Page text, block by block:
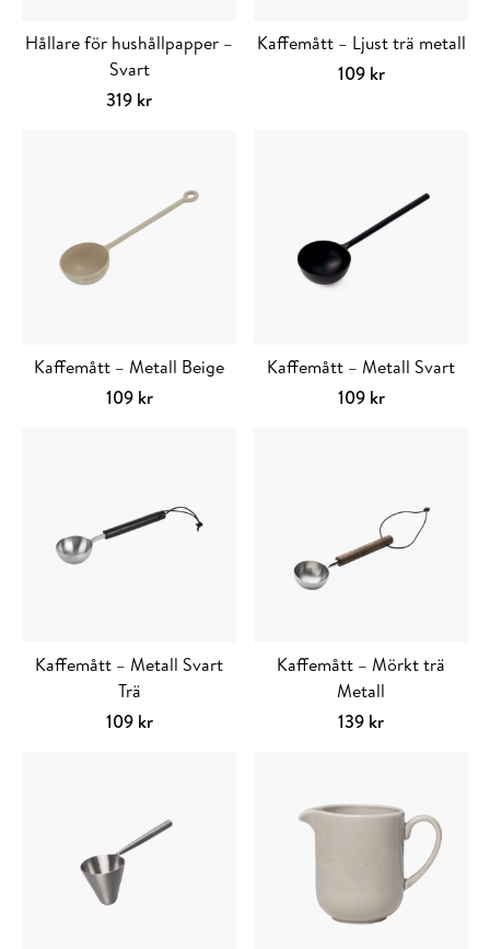
Hållare för hushållpapper –
Svart
319 kr
Kaffemått – Ljust trä metall
109 kr
Kaffemått – Metall Beige
109 kr
Kaffemått – Metall Svart
109 kr
Kaffemått – Metall Svart
Trä
109 kr
Kaffemått – Mörkt trä
Metall
139 kr